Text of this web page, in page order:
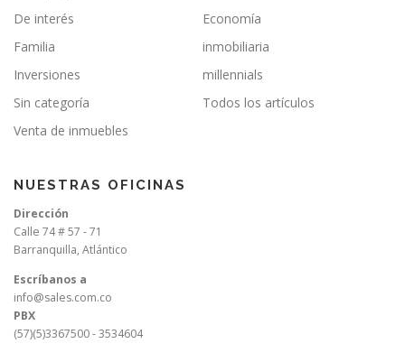
De interés
Economía
Familia
inmobiliaria
Inversiones
millennials
Sin categoría
Todos los artículos
Venta de inmuebles
NUESTRAS OFICINAS
Dirección
Calle 74 # 57 - 71
Barranquilla, Atlántico
Escríbanos a
info@sales.com.co
PBX
(57)(5)3367500 - 3534604